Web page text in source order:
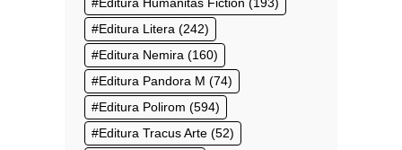
Editura Litera (242)
Editura Nemira (160)
Editura Pandora M (74)
Editura Polirom (594)
Editura Tracus Arte (52)